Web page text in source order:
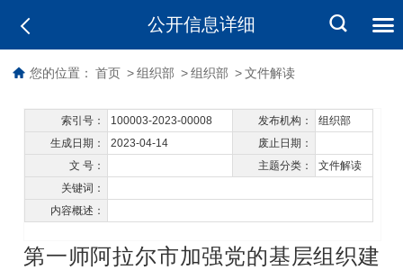
公开信息详细
您的位置： 首页 > 组织部 > 组织部 > 文件解读
索引号： 100003-2023-00008 发布机构：
组织部
生成日期：
2023-04-14
废止日期：
文 号：
主题分类：
文件解读
关键词：
内容概述：
第一师阿拉尔市加强党的基层组织建